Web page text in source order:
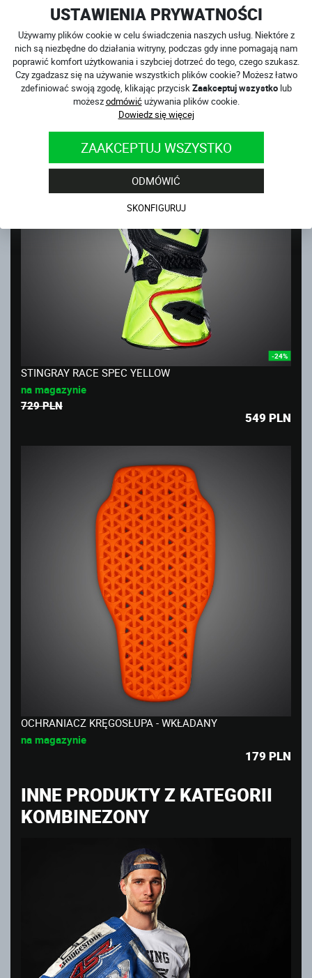
USTAWIENIA PRYWATNOŚCI
Używamy plików cookie w celu świadczenia naszych usług. Niektóre z
nich są niezbędne do działania witryny, podczas gdy inne pomagają nam
poprawić komfort użytkowania i szybciej dotrzeć do tego, czego szukasz.
Czy zgadzasz się na używanie wszystkich plików cookie? Możesz łatwo
zdefiniować swoją zgodę, klikając przyciskZaakceptuj wszystkolub
możeszodmówićużywania plików cookie.
Dowiedz się więcej
ZAAKCEPTUJ WSZYSTKO
ODMÓWIĆ
SKONFIGURUJ
online!
PRODUKTY ZWIĄZANE
-24%
STINGRAY RACE SPEC YELLOW
na magazynie
729 PLN
549 PLN
OCHRANIACZ KRĘGOSŁUPA - WKŁADANY
na magazynie
179 PLN
INNE PRODUKTY Z KATEGORII
KOMBINEZONY